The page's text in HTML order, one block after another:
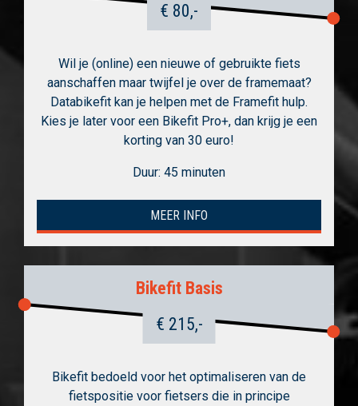
€ 80,-
Wil je (online) een nieuwe of gebruikte fiets
aanschaffen maar twijfel je over de framemaat?
Databikefit kan je helpen met de Framefit hulp.
Kies je later voor een Bikefit Pro+, dan krijg je een
korting van 30 euro!
Duur: 45 minuten
MEER INFO
Bikefit Basis
€ 215,-
Bikefit bedoeld voor het optimaliseren van de
fietspositie voor fietsers die in principe